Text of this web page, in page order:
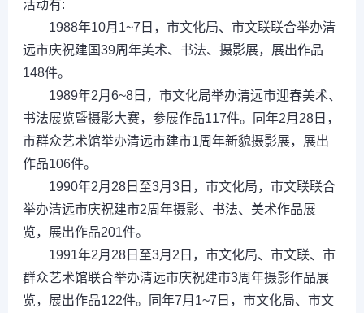
活动有:
1988年10月1~7日，市文化局、市文联联合举办清
远市庆祝建国39周年美术、书法、摄影展，展出作品
148件。
1989年2月6~8日，市文化局举办清远市迎春美术、
书法展览暨摄影大赛，参展作品117件。同年2月28日，
市群众艺术馆举办清远市建市1周年新貌摄影展，展出
作品106件。
1990年2月28日至3月3日，市文化局，市文联联合
举办清远市庆祝建市2周年摄影、书法、美术作品展
览，展出作品201件。
1991年2月28日至3月2日，市文化局、市文联、市
群众艺术馆联合举办清远市庆祝建市3周年摄影作品展
览，展出作品122件。同年7月1~7日，市文化局、市文